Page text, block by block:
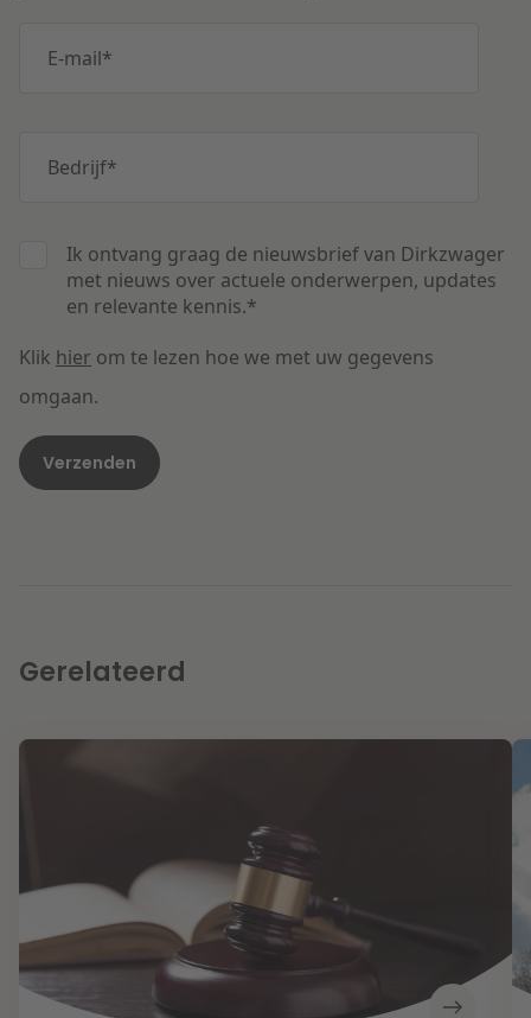
E-mail*
Bedrijf*
Ik ontvang graag de nieuwsbrief van Dirkzwager
met nieuws over actuele onderwerpen, updates
en relevante kennis.*
Klik hier om te lezen hoe we met uw gegevens
omgaan.
Gerelateerd